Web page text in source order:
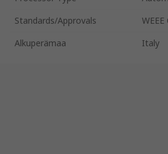
Standards/Approvals
Alkuperämaa
Italy